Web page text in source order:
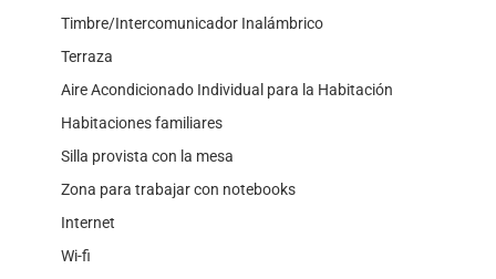
Timbre/Intercomunicador Inalámbrico
Terraza
Aire Acondicionado Individual para la Habitación
Habitaciones familiares
Silla provista con la mesa
Zona para trabajar con notebooks
Internet
Wi-fi